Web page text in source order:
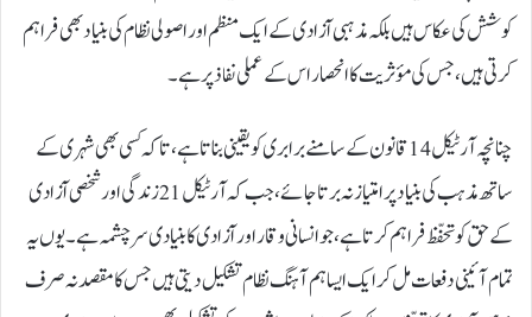
کوشش کی عکاس ہیں بلکہ مذہبی آزادی کے ایک منظم اور اصولی نظام کی بنیاد بھی فراہم
کرتی ہیں، جس کی مؤثریت کا انحصار اس کے عملی نفاذ پر ہے۔
چنانچہ آرٹیکل 14 قانون کے سامنے برابری کو یقینی بناتا ہے، تاکہ کسی بھی شہری کے
ساتھ مذہب کی بنیاد پر امتیاز نہ برتا جائے، جب کہ آرٹیکل 21 زندگی اور شخصی آزادی
کے حق کو تحفّظ فراہم کرتا ہے، جو انسانی وقار اور آزادی کا بنیادی سرچشمہ ہے۔ یوں یہ
تمام آئینی دفعات مل کر ایک ایسا ہم آہنگ نظام تشکیل دیتی ہیں جس کا مقصد نہ صرف